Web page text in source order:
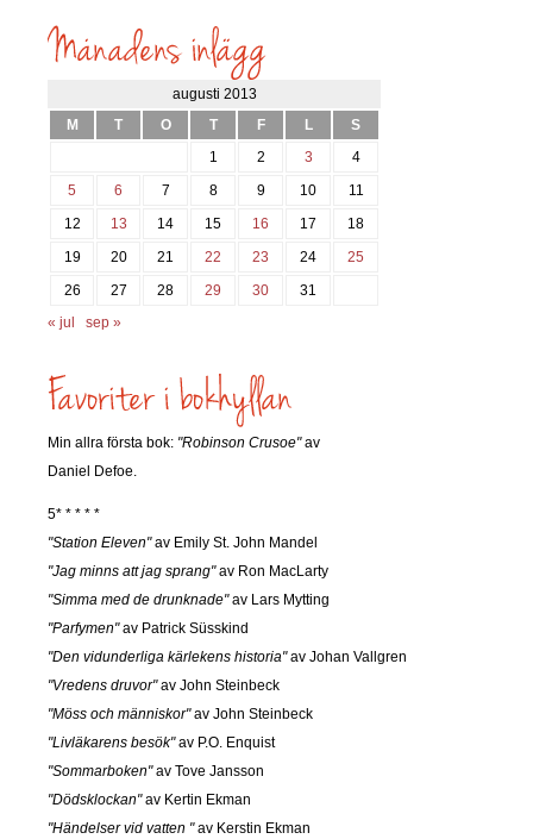
söks?
augusti 2013
M
T O T F L
S
1
2 3
4
5
6 7 8 9 10
11
12
13 14 15 16 17
18
19
20 21 22 23 24
25
26
27 28 29 30
31
« jul
sep »
Min allra första bok: "Robinson Crusoe"av
Daniel Defoe.
5* * * * *
"Station Eleven"av Emily St. John Mandel
"Jag minns att jag sprang"av Ron MacLarty
"Simma med de drunknade"av Lars Mytting
"Parfymen"av Patrick Süsskind
"Den vidunderliga kärlekens historia"av Johan Vallgren
"Vredens druvor"av John Steinbeck
"Möss och människor"av John Steinbeck
"Livläkarens besök"av P.O. Enquist
"Sommarboken"av Tove Jansson
"Dödsklockan"av Kertin Ekman
"Händelser vid vatten "av Kerstin Ekman